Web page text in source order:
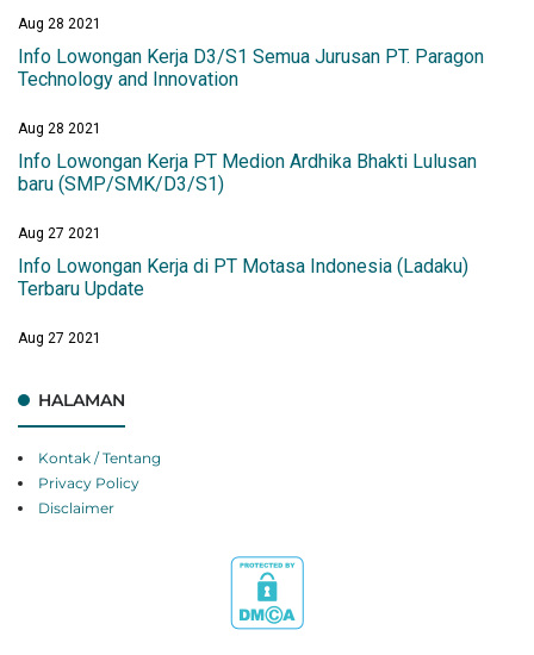
Aug 28 2021
Info Lowongan Kerja D3/S1 Semua Jurusan PT. Paragon
Technology and Innovation
Aug 28 2021
Info Lowongan Kerja PT Medion Ardhika Bhakti Lulusan
baru (SMP/SMK/D3/S1)
Aug 27 2021
Info Lowongan Kerja di PT Motasa Indonesia (Ladaku)
Terbaru Update
Aug 27 2021
HALAMAN
Kontak / Tentang
Privacy Policy
Disclaimer